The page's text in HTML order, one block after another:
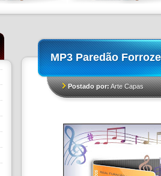
MP3 Paredão
Postado por:Arte Capas